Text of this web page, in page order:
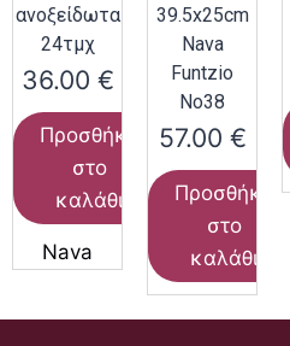
ανοξείδωτα
24τμχ
36.00 €
Προσθήκη
στο
καλάθι
Nava
39.5x25cm
Nava
Funtzio
Νο38
57.00 €
Προσθήκη
στο
καλάθι